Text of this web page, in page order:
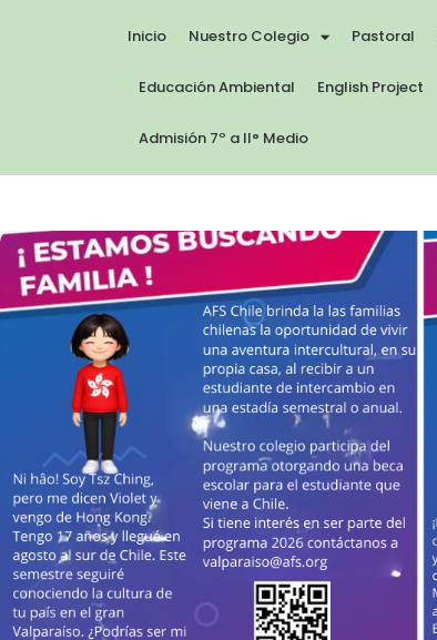
Inicio Nuestro Colegio Pastoral
Educación Ambiental English Project
Admisión 7º a II° Medio